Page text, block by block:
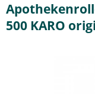
500 KARO